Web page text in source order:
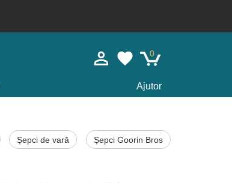
0
Ajutor
Șepci de vară Șepci Goorin Bros